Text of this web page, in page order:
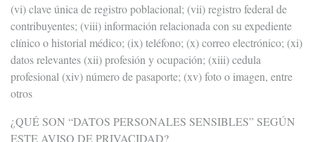
(vi) clave única de registro poblacional; (vii) registro federal de
contribuyentes; (viii) información relacionada con su expediente
clínico o historial médico; (ix) teléfono; (x) correo electrónico; (xi)
datos relevantes (xii) profesión y ocupación; (xiii) cedula
profesional (xiv) número de pasaporte; (xv) foto o imagen, entre
otros
¿QUÉ SON “DATOS PERSONALES SENSIBLES” SEGÚN
ESTE AVISO DE PRIVACIDAD?